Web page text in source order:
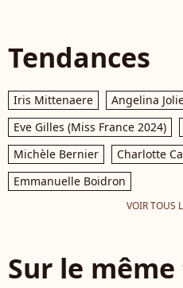
Tendances
Iris Mittenaere
Angelina
Eve Gilles (Miss France 2024)
Michèle Bernier
Charlotte
Emmanuelle Boidron
VOIR TOUS
Sur le